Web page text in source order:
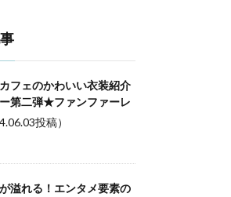
フェのかわいい衣装紹介
第二弾★ファンファーレ
投稿）
溢れる！エンタメ要素の